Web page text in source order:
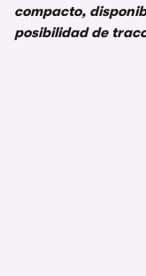
compacto,
posibilidad de